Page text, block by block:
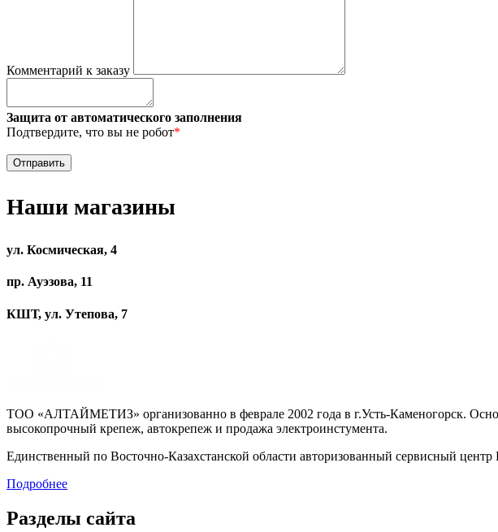
Комментарий к заказу
Защита от автоматического заполнения
Подтвердите, что вы не робот*
Наши магазины
ул. Космическая, 4
пр. Ауэзова, 11
КШТ, ул. Утепова, 7
ТОО «АЛТАЙМЕТИЗ» организованно в феврале 2002 года в г.Усть-Каменогорск.
высокопрочный крепеж, автокрепеж и продажа электроинстумента.
Единственный по Восточно-Казахстанской области авторизованный сервисный
Подробнее
Разделы сайта